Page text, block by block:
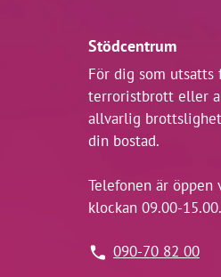
Stödcentrum
För dig som utsatts
terroristbrott eller
allvarlig
din bostad.
Telefonen är öppen
klockan 09.00-15.00.
090-70 82 00